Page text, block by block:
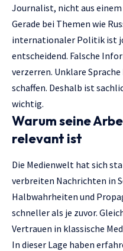
Journalist, nicht aus
Gerade bei Themen wie
internationaler Politik ist
entscheidend. Falsche
verzerren. Unklare
schaffen. Deshalb ist
wichtig.
Warum seine
relevant ist
Die Medienwelt hat sich
verbreiten Nachrichten in
Halbwahrheiten und
schneller als je zuvor.
Vertrauen in klassische
In dieser Lage haben